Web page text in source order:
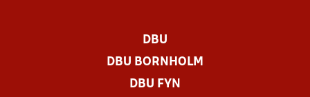
DBU
DBU BORNHOLM
DBU FYN